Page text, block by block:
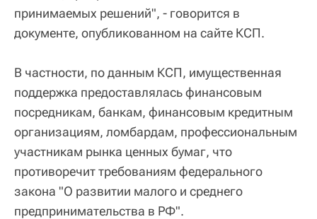
принимаемых решений", - говорится в
документе, опубликованном на сайте КСП.
В частности, по данным КСП, имущественная
поддержка предоставлялась финансовым
посредникам, банкам, финансовым кредитным
организациям, ломбардам, профессиональным
участникам рынка ценных бумаг, что
противоречит требованиям федерального
закона "О развитии малого и среднего
предпринимательства в РФ".